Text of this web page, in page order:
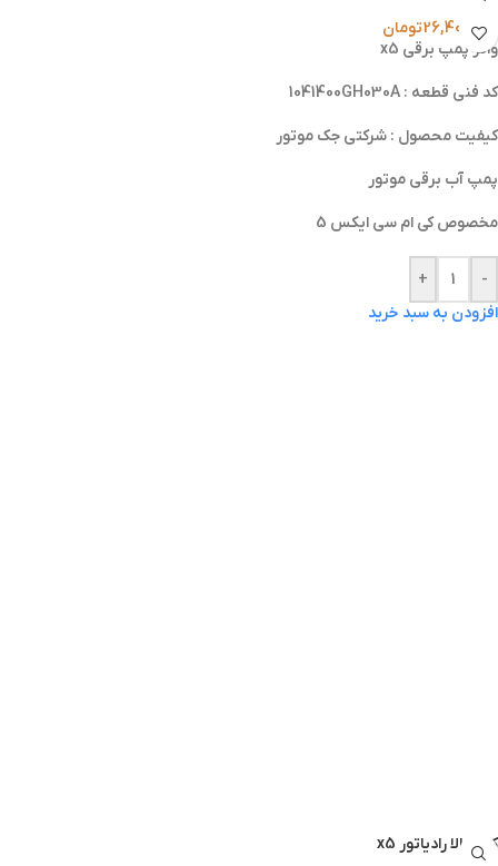
26,400,000تومان
واتر پمپ برقی x5
کد فنی قطعه : 1041400GH030A
کیفیت محصول : شرکتی جک موتور
پمپ آب برقی موتور
مخصوص کی ام سی ایکس 5
-
+
افزودن به سبد خرید
کاور بالا رادیاتور x5